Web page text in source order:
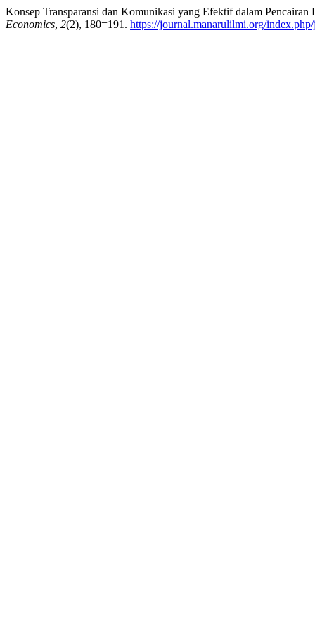
Konsep Transparansi dan Komunikasi yang Efektif dalam
Economics, 2(2), 180=191. https://journal.manarulilmi.org/